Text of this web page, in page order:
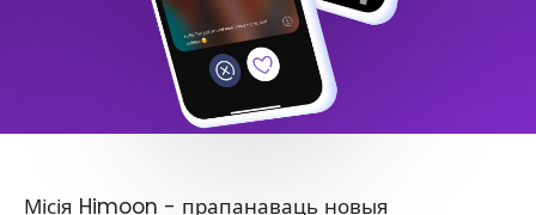
Місія Himoon - прапанаваць новыя